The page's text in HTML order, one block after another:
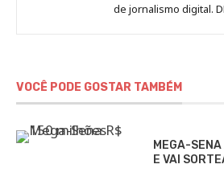
de jornalismo digital.
VOCÊ PODE GOSTAR TAMBÉM
MEGA-
E VAI